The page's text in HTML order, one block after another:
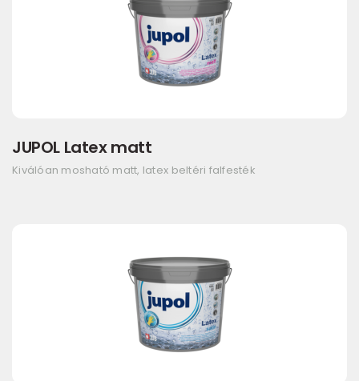
JUPOL Latex matt
Kiválóan mosható matt, latex beltéri falfesték